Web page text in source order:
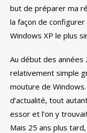
but de préparer ma
la façon de
Windows XP le plus
Au début des
relativement simple
mouture de
d’actualité, tout
essor et l’on y
Mais 25 ans plus